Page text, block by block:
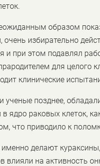
образом
очень избирательно
и при этом подавлял
для целого
клинические
ученые позднее,
ядро раковых клеток,
что приводило к
делают
влияли на активность